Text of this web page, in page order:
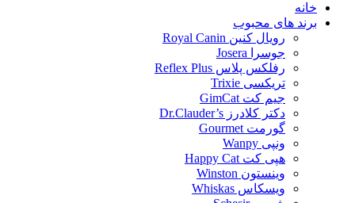
خانه
برند های محبوب
رویال کنین Royal Canin
جوسرا Josera
رفلکس پلاس Reflex Plus
تریکسی Trixie
جیم کت GimCat
دکتر کلادرز Dr.Clauder’s
گورمت Gourmet
ونپی Wanpy
هپی کت Happy Cat
وینستون Winston
ویسکاس Whiskas